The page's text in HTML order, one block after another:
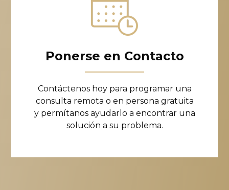
Ponerse en Contacto
Contáctenos hoy para programar una
consulta remota o en persona gratuita
y permítanos ayudarlo a encontrar una
solución a su problema.